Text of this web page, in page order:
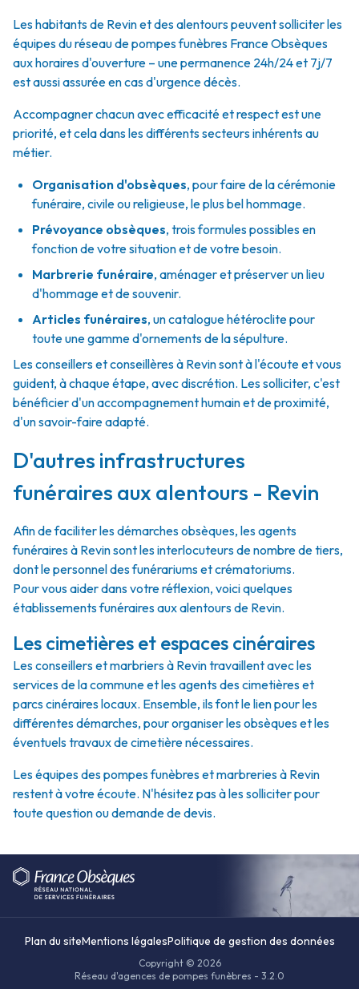
Les habitants de Revin et des alentours peuvent solliciter les
équipes du réseau de pompes funèbres France Obsèques
aux horaires d'ouverture – une permanence 24h/24 et 7j/7
est aussi assurée en cas d'urgence décès.
Accompagner chacun avec efficacité et respect est une
priorité, et cela dans les différents secteurs inhérents au
métier.
Organisation d'obsèques, pour faire de la cérémonie
funéraire, civile ou religieuse, le plus bel hommage.
Prévoyance obsèques, trois formules possibles en
fonction de votre situation et de votre besoin.
Marbrerie funéraire, aménager et préserver un lieu
d'hommage et de souvenir.
Articles funéraires, un catalogue hétéroclite pour
toute une gamme d'ornements de la sépulture.
Les conseillers et conseillères à Revin sont à l'écoute et vous
guident, à chaque étape, avec discrétion. Les solliciter, c'est
bénéficier d'un accompagnement humain et de proximité,
d'un savoir-faire adapté.
D'autres infrastructures
funéraires aux alentours - Revin
Afin de faciliter les démarches obsèques, les agents
funéraires à Revin sont les interlocuteurs de nombre de tiers,
dont le personnel des funérariums et crématoriums.
Pour vous aider dans votre réflexion, voici quelques
établissements funéraires aux alentours de Revin.
Les cimetières et espaces cinéraires
Les conseillers et marbriers à Revin travaillent avec les
services de la commune et les agents des cimetières et
parcs cinéraires locaux. Ensemble, ils font le lien pour les
différentes démarches, pour organiser les obsèques et les
éventuels travaux de cimetière nécessaires.
Les équipes des pompes funèbres et marbreries à Revin
restent à votre écoute. N'hésitez pas à les solliciter pour
toute question ou demande de devis.
Plan du siteMentions légalesPolitique de gestion des données
Copyright © 2026
Réseau d'agences de pompes funèbres - 3.2.0